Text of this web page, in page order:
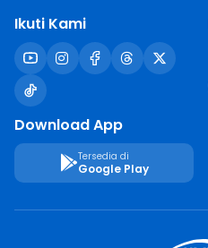
Ikuti Kami
Download App
Tersedia di
Google Play